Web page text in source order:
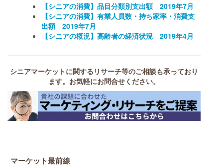
【シニアの消費】品目分類別支出額 2019年7月
【シニアの消費】有業人員数・持ち家率・消費支
出額 2019年7月
【シニアの概況】高齢者の経済状況 2019年4月
シニアマーケットに関するリサーチ等のご相談も承っており
ます。お気軽にお問合せください。
マーケット最前線